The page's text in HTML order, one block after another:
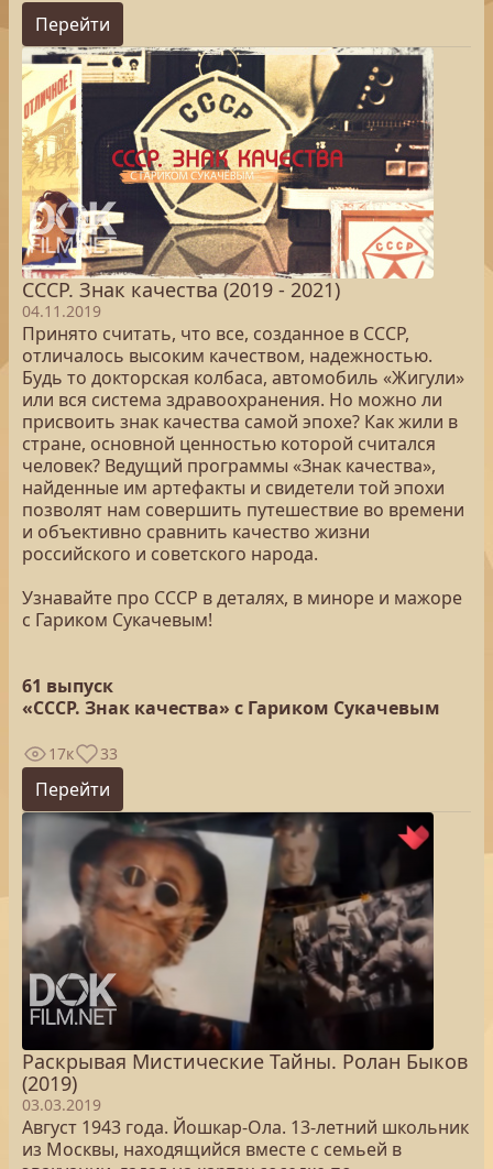
Перейти
СССР. Знак качества (2019 - 2021)
04.11.2019
Принято считать, что все, созданное в СССР,
отличалось высоким качеством, надежностью.
Будь то докторская колбаса, автомобиль «Жигули»
или вся система здравоохранения. Но можно ли
присвоить знак качества самой эпохе? Как жили в
стране, основной ценностью которой считался
человек? Ведущий программы «Знак качества»,
найденные им артефакты и свидетели той эпохи
позволят нам совершить путешествие во времени
и объективно сравнить качество жизни
российского и советского народа.
Узнавайте про СССР в деталях, в миноре и мажоре
с Гариком Сукачевым!
61 выпуск
«СССР. Знак качества» с Гариком Сукачевым
17к 33
Перейти
Раскрывая Мистические Тайны. Ролан Быков
(2019)
03.03.2019
Август 1943 года. Йошкар-Ола. 13-летний школьник
из Москвы, находящийся вместе с семьей в